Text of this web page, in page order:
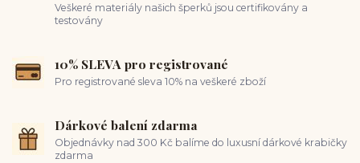
Veškeré materiály našich šperků jsou certifikovány a
testovány
10% SLEVA pro registrované
Pro registrované sleva 10% na veškeré zboží
Dárkové balení zdarma
Objednávky nad 300 Kč balíme do luxusní dárkové krabičky
zdarma